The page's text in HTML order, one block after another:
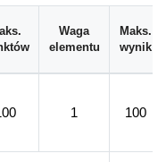
w zakresie sprawnego
i
Waga
elementu
Maks.
wynik
1 100